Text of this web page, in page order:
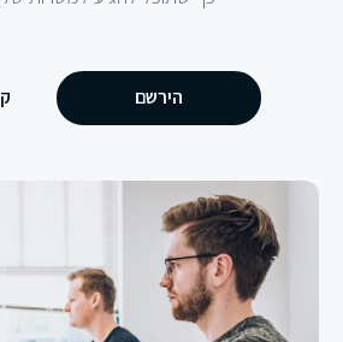
הירשם